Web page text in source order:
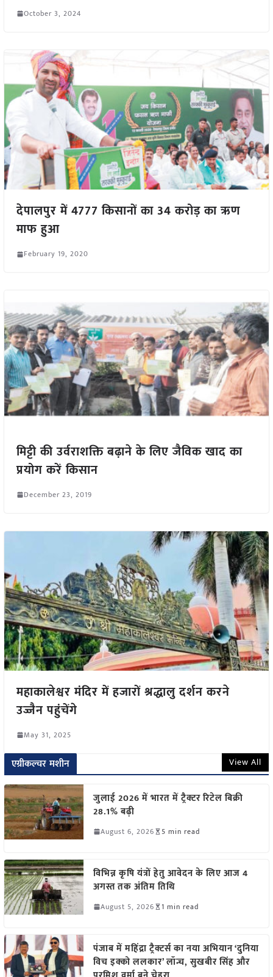
October 3, 2024
देपालपुर में 4777 किसानों का 34 करोड़ का ऋण
माफ हुआ
February 19, 2020
मिट्टी की उर्वराशक्ति बढ़ाने के लिए जैविक खाद का
प्रयोग करें किसान
December 23, 2019
महाकालेश्वर मंदिर में हजारों श्रद्धालु दर्शन करने
उज्जैन पहुंचेंगे
May 31, 2025
एग्रीकल्चर मशीन View All
जुलाई 2026 में भारत में ट्रैक्टर रिटेल बिक्री
28.1% बढ़ी
August 6, 2026 5 min read
विभिन्न कृषि यंत्रों हेतु आवेदन के लिए आज 4
अगस्त तक अंतिम तिथि
August 5, 2026 1 min read
पंजाब में महिंद्रा ट्रैक्टर्स का नया अभियान ‘दुनिया
विच इक्को ललकार’ लॉन्च, सुखबीर सिंह और